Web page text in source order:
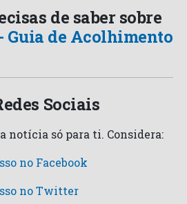
de saber sobre
Guia de Acolhimento
Sociais
notícia só para ti. Considera:
no Facebook
no Twitter